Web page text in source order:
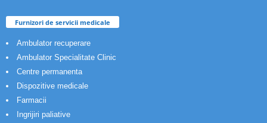
Furnizori de servicii medicale
Ambulator recuperare
Ambulator Specialitate Clinic
Centre permanenta
Dispozitive medicale
Farmacii
Ingrijiri paliative